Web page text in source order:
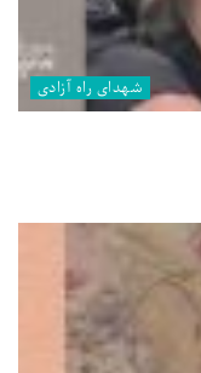
شهدای راه آزادی